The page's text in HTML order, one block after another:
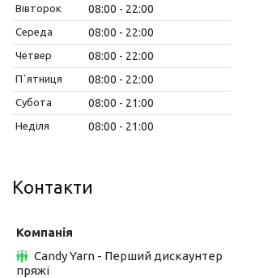
Вівторок 08:00 22:00
Середа 08:00 22:00
Четвер 08:00 22:00
Пʼятниця 08:00 22:00
Субота 08:00 21:00
Неділя 08:00 21:00
Контакти
Candy Yarn - Перший дискаунтер
пряжі